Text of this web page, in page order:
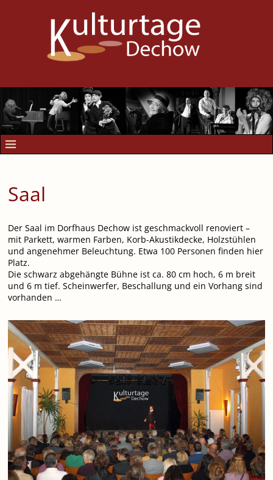
Saal
Der Saal im Dorfhaus Dechow ist geschmackvoll renoviert –
mit Parkett, warmen Farben, Korb-Akustikdecke, Holzstühlen
und angenehmer Beleuchtung. Etwa 100 Personen finden hier
Platz.
Die schwarz abgehängte Bühne ist ca. 80 cm hoch, 6 m breit
und 6 m tief. Scheinwerfer, Beschallung und ein Vorhang sind
vorhanden …